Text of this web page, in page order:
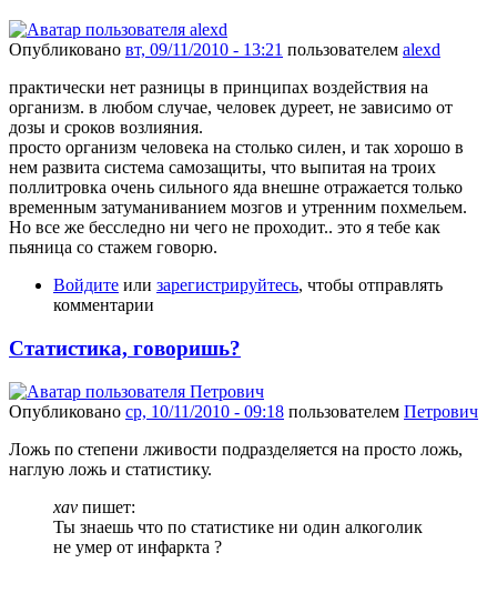
Опубликовано вт, 09/11/2010 - 13:21 пользователем alexd
практически нет разницы в принципах воздействия на
организм. в любом случае, человек дуреет, не зависимо от
дозы и сроков возлияния.
просто организм человека на столько силен, и так хорошо в
нем развита система самозащиты, что выпитая на троих
поллитровка очень сильного яда внешне отражается только
временным затуманиванием мозгов и утренним похмельем.
Но все же бесследно ни чего не проходит.. это я тебе как
пьяница со стажем говорю.
Войдите или зарегистрируйтесь, чтобы отправлять
комментарии
Статистика, говоришь?
Опубликовано ср, 10/11/2010 - 09:18 пользователем Петрович
Ложь по степени лживости подразделяется на просто ложь,
наглую ложь и статистику.
xav пишет:
Ты знаешь что по статистике ни один алкоголик
не умер от инфаркта ?